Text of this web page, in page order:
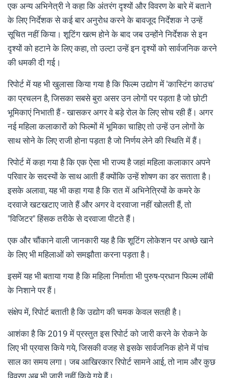
एक अन्य अभिनेत्री ने कहा कि अंतरंग दृश्यों और विवरण के बारे में बताने
के लिए निर्देशक से कई बार अनुरोध करने के बावजूद निर्देशक ने उन्हें
सूचित नहीं किया। शूटिंग खत्म होने के बाद जब उन्होंने निर्देशक से इन
दृश्यों को हटाने के लिए कहा, तो उल्टा उन्हें इन दृश्यों को सार्वजनिक करने
की धमकी दी गई।
रिपोर्ट में यह भी खुलासा किया गया है कि फिल्म उद्योग में 'कास्टिंग काउच'
का प्रचलन है, जिसका सबसे बुरा असर उन लोगों पर पड़ता है जो छोटी
भूमिकाएं निभाती हैं - खासकर अगर वे बड़े रोल के लिए सोच रही हैं। अगर
नई महिला कलाकारों को फिल्मों में भूमिका चाहिए तो उन्हें उन लोगों के
साथ सोने के लिए राजी होना पड़ता है जो निर्णय लेने की स्थिति में हैं।
रिपोर्ट में कहा गया है कि एक ऐसा भी राज्य है जहां महिला कलाकार अपने
परिवार के सदस्यों के साथ आती हैं क्योंकि उन्हें शोषण का डर सताता है।
इसके अलावा, यह भी कहा गया है कि रात में अभिनेत्रियों के कमरे के
दरवाजे खटखटाए जाते हैं और अगर वे दरवाजा नहीं खोलती हैं, तो
"विजिटर" हिंसक तरीके से दरवाजा पीटते हैं।
एक और चौंकाने वाली जानकारी यह है कि शूटिंग लोकेशन पर अच्छे खाने
के लिए भी महिलाओं को समझौता करना पड़ता है।
इसमें यह भी बताया गया है कि महिला निर्माता भी पुरुष-प्रधान फिल्म लॉबी
के निशाने पर हैं।
संक्षेप में, रिपोर्ट बताती है कि उद्योग की चमक केवल सतही है।
आशंका है कि 2019 में प्रस्तुत इस रिपोर्ट को जारी करने के रोकने के
लिए भी प्रयास किये गये, जिसकी वजह से इसके सार्वजनिक होने में पांच
साल का समय लगा। जब आखिरकार रिपोर्ट सामने आई, तो नाम और कुछ
विवरण अब भी जारी नहीं किये गये हैं।